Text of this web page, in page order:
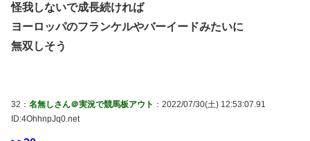
怪我しないで成長続ければ
ヨーロッパのフランケルやバーイードみたいに
無双しそう
32： 名無しさん＠実況で競馬板アウト ：2022/07/30(土) 12:53:07.91
ID:4OhhnpJq0.net